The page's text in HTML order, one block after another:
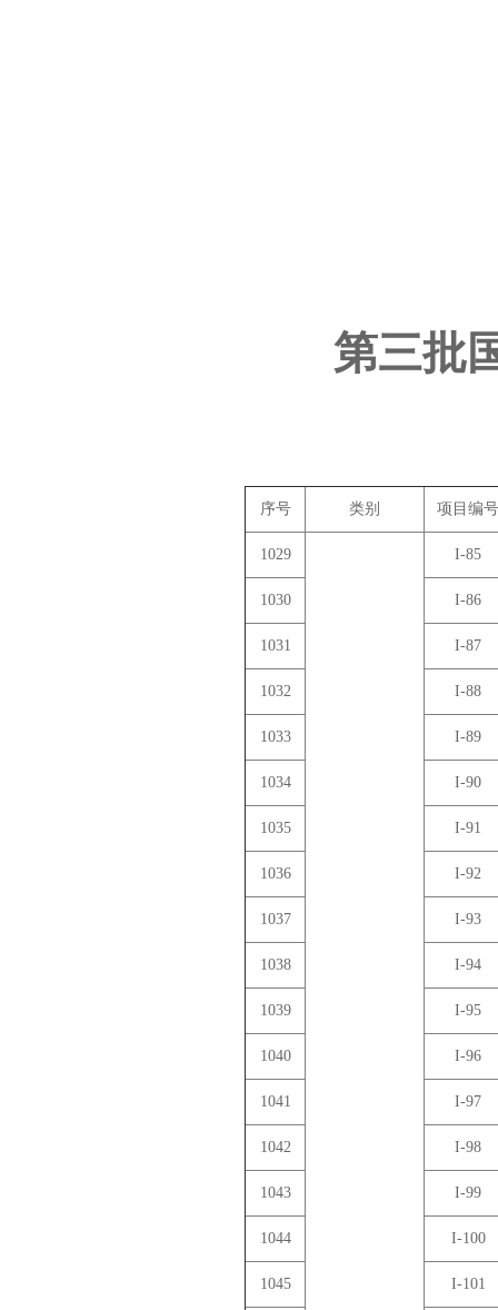
第三批
序号 类别 项目编号
1029 I-85
1030 I-86
1031 I-87
1032 I-88
1033 I-89
1034 I-90
1035 I-91
1036 I-92
1037 I-93
1038 I-94
1039 I-95
1040 I-96
1041 I-97
1042 I-98
1043 I-99
1044 I-100
1045 I-101